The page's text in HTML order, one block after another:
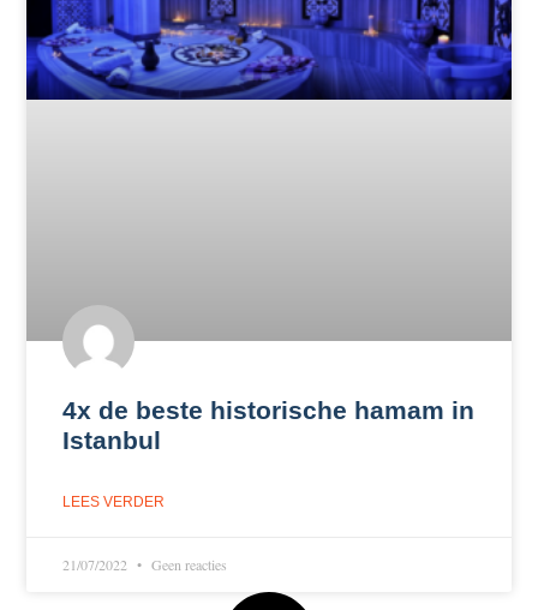
4x de beste historische hamam in
Istanbul
LEES VERDER
21/07/2022 Geen reacties